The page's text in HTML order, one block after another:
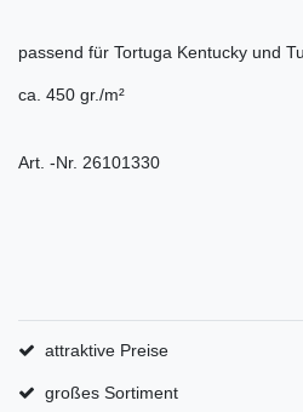
passend für Tortuga Kentucky und
ca. 450 gr./m²
Art. -Nr. 26101330
attraktive Preise
großes Sortiment